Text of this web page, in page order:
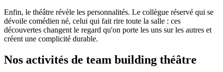
Enfin, le théâtre révèle les personnalités. Le collègue réservé qui se
dévoile comédien né, celui qui fait rire toute la salle : ces
découvertes changent le regard qu'on porte les uns sur les autres et
créent une complicité durable.
Nos activités de team building théâtre